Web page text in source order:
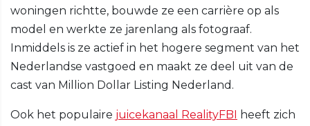
woningen richtte, bouwde ze een carrière op als
model en werkte ze jarenlang als fotograaf.
Inmiddels is ze actief in het hogere segment van het
Nederlandse vastgoed en maakt ze deel uit van de
cast van Million Dollar Listing Nederland.
Ook het populaire juicekanaal RealityFBI heeft zich